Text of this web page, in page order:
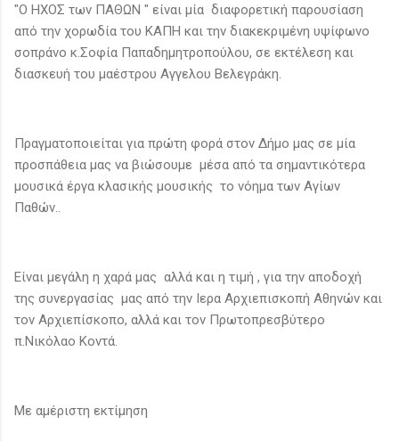
"Ο ΗΧΟΣ των ΠΑΘΩΝ " είναι μία διαφορετική παρουσίαση
από την χορωδία του ΚΑΠΗ και την διακεκριμένη υψίφωνο
σοπράνο κ.Σοφία Παπαδημητροπούλου, σε εκτέλεση και
διασκευή του μαέστρου Αγγελου Βελεγράκη.
Πραγματοποιείται για πρώτη φορά στον Δήμο μας σε μία
προσπάθεια μας να βιώσουμε μέσα από τα σημαντικότερα
μουσικά έργα κλασικής μουσικής το νόημα των Αγίων
Παθών..
Eίναι μεγάλη η χαρά μας αλλά και η τιμή , για την αποδοχή
της συνεργασίας μας από την Ιερα Αρχιεπισκοπή Αθηνών και
τον Αρχιεπίσκοπο, αλλά και τον Πρωτοπρεσβύτερο
π.Νικόλαο Κοντά.
Με αμέριστη εκτίμηση